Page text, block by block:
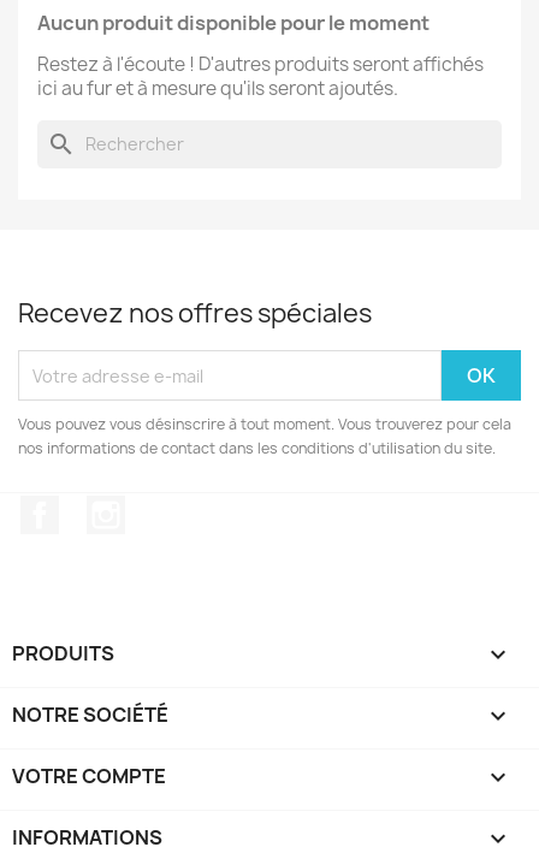
Aucun produit disponible pour le moment
Restez à l'écoute ! D'autres produits seront affichés
ici au fur et à mesure qu'ils seront ajoutés.
search
Recevez nos offres spéciales
Vous pouvez vous désinscrire à tout moment. Vous trouverez pour cela
nos informations de contact dans les conditions d'utilisation du site.
PRODUITS 
NOTRE SOCIÉTÉ 
VOTRE COMPTE 
INFORMATIONS keyboard_arrow_down